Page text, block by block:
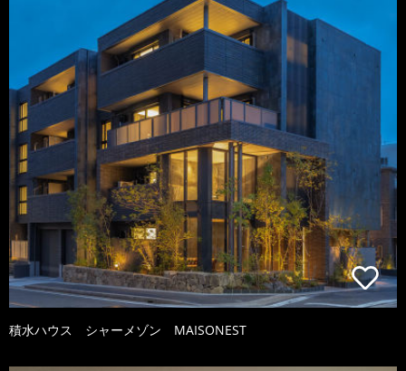
積水ハウス シャーメゾン MAISONEST